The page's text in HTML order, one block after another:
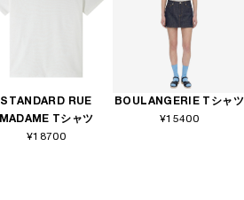
STANDARD RUE
MADAME Tシャツ
¥18700
BOULANGERIE Tシャツ
¥15400